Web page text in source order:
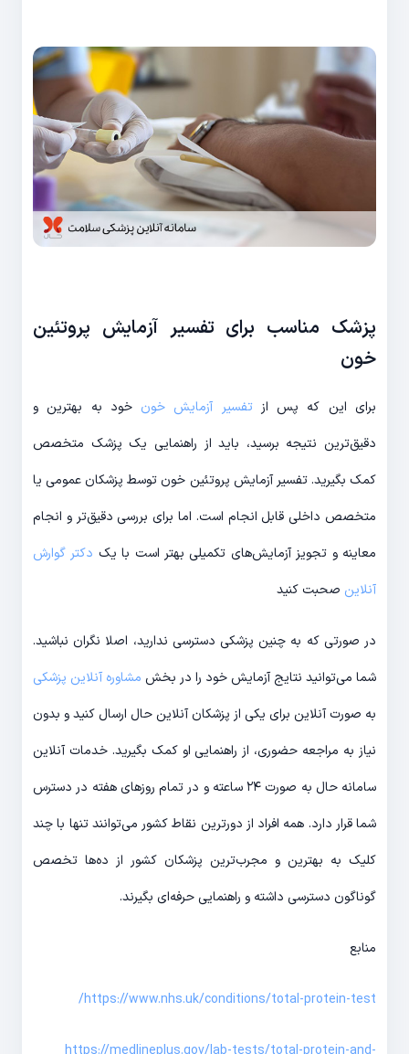
پزشک مناسب برای تفسیر آزمایش پروتئین
خون
برای این که پس ازتفسیر آزمایش خون خود به بهترین و
دقیق‌ترین نتیجه برسید، باید از راهنمایی یک پزشک متخصص
کمک بگیرید. تفسیر آزمایش پروتئین خون توسط پزشکان عمومی یا
متخصص داخلی قابل انجام است. اما برای بررسی دقیق‌تر و انجام
معاینه و تجویز آزمایش‌های تکمیلی بهتر است با یک دکتر گوارش
آنلاین صحبت کنید
در صورتی که به چنین پزشکی دسترسی ندارید، اصلا نگران نباشید.
شما می‌توانید نتایج آزمایش خود را در بخش مشاوره آنلاین پزشکی
به صورت آنلاین برای یکی از پزشکان آنلاین حال ارسال کنید و بدون
نیاز به مراجعه حضوری، از راهنمایی او کمک بگیرید. خدمات آنلاین
سامانه حال به صورت ۲۴ ساعته و در تمام روزهای هفته در دسترس
شما قرار دارد. همه افراد از دورترین نقاط کشور می‌توانند تنها با چند
کلیک به بهترین و مجرب‌ترین پزشکان کشور از ده‌ها تخصص
گوناگون دسترسی داشته و راهنمایی حرفه‌ای بگیرند.
منابع
https://www.nhs.uk/conditions/total-protein-test/